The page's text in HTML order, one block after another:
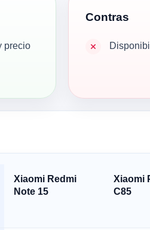
precio
Contras
Xiaomi Redmi
Note 15
Xiaomi
C85